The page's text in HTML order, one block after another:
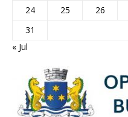
24
25 26
31
« Jul